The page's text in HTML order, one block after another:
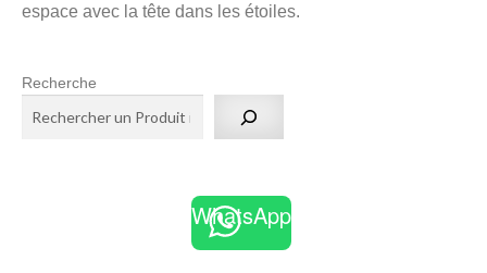
espace avec la tête dans les étoiles.
Recherche
WhatsApp